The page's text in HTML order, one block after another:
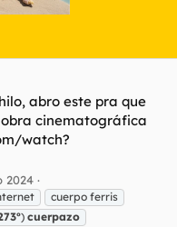
abro este pra que
cinematográfica
watch?
2024
cuerpo ferris
) cuerpazo